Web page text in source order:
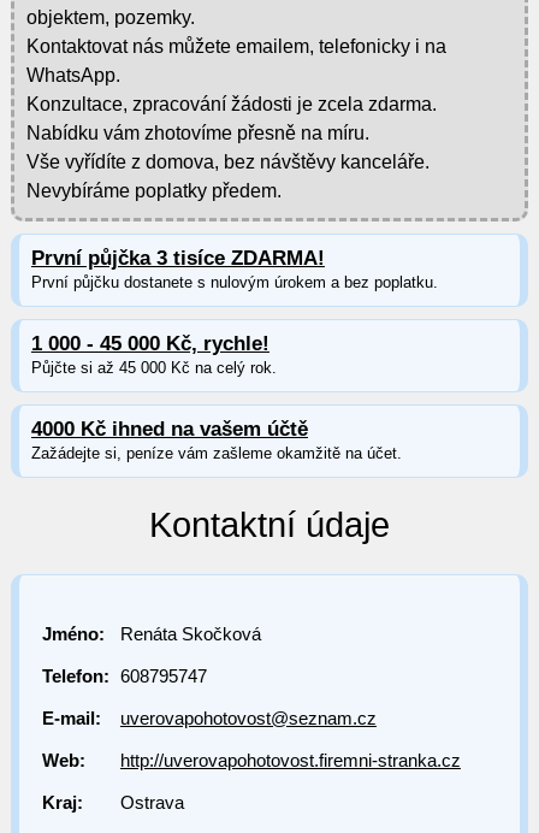
objektem, pozemky.
Kontaktovat nás můžete emailem, telefonicky i na
WhatsApp.
Konzultace, zpracování žádosti je zcela zdarma.
Nabídku vám zhotovíme přesně na míru.
Vše vyřídíte z domova, bez návštěvy kanceláře.
Nevybíráme poplatky předem.
První půjčka 3 tisíce ZDARMA!
První půjčku dostanete s nulovým úrokem a bez poplatku.
1 000 - 45 000 Kč, rychle!
Půjčte si až 45 000 Kč na celý rok.
4000 Kč ihned na vašem účtě
Zažádejte si, peníze vám zašleme okamžitě na účet.
Kontaktní údaje
Jméno: Renáta Skočková
Telefon: 608795747
E-mail: uverovapohotovost@seznam.cz
Web: http://uverovapohotovost.firemni-stranka.cz
Kraj: Ostrava